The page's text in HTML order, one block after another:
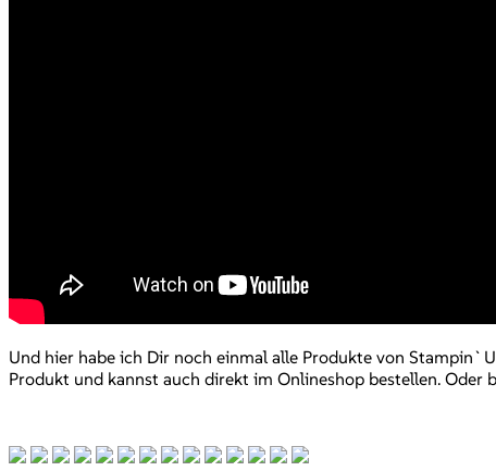
Und hier habe ich Dir noch einmal alle Produkte von
Produkt und kannst auch direkt im Onlineshop bestellen. Oder